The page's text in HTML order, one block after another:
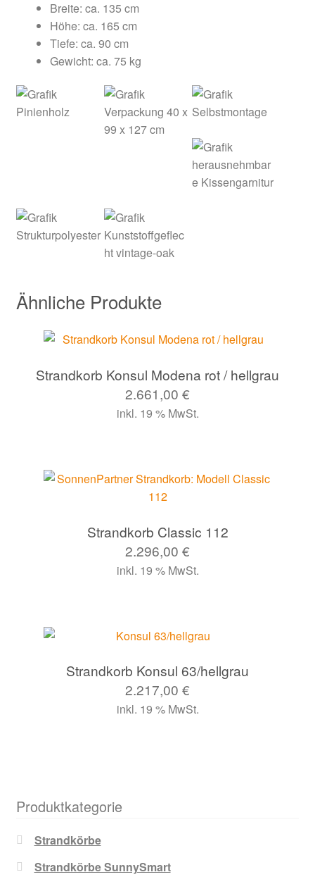
Breite: ca. 135 cm
Höhe: ca. 165 cm
Tiefe: ca. 90 cm
Gewicht: ca. 75 kg
Ähnliche Produkte
Strandkorb Konsul Modena rot / hellgrau
2.661,00 €
inkl. 19 % MwSt.
Strandkorb Classic 112
2.296,00 €
inkl. 19 % MwSt.
Strandkorb Konsul 63/hellgrau
2.217,00 €
inkl. 19 % MwSt.
Produktkategorie
Strandkörbe
Strandkörbe SunnySmart